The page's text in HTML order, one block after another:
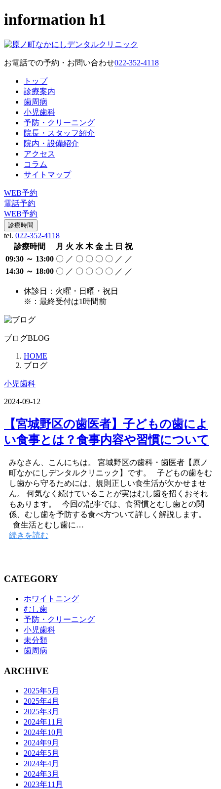
information h1
お電話での予約・お問い合わせ022-352-4118
トップ
診療案内
歯周病
小児歯科
予防・クリーニング
院長・スタッフ紹介
院内・設備紹介
アクセス
コラム
サイトマップ
WEB予約
電話予約
WEB予約
診療時間
tel. 022-352-4118
診療時間
月 火 水 木 金 土 日 祝
09:30 ～ 13:00 〇 ／ 〇 〇 〇 〇 ／ ／
14:30 ～ 18:00 〇 ／ 〇 〇 〇 〇 ／ ／
休診日：火曜・日曜・祝日
※：最終受付は1時間前
ブログBLOG
HOME
ブログ
小児歯科
2024-09-12
【宮城野区の歯医者】子どもの歯によ
い食事とは？食事内容や習慣について
みなさん、こんにちは。 宮城野区の歯科・歯医者【原ノ
町なかにしデンタルクリニック】です。 子どもの歯をむ
し歯から守るためには、規則正しい食生活が欠かせませ
ん。 何気なく続けていることが実はむし歯を招くおそれ
もあります。 今回の記事では、食習慣とむし歯との関
係、むし歯を予防する食べ方ついて詳しく解説します。
食生活とむし歯に…
続きを読む
CATEGORY
ホワイトニング
むし歯
予防・クリーニング
小児歯科
未分類
歯周病
ARCHIVE
2025年5月
2025年4月
2025年3月
2024年11月
2024年10月
2024年9月
2024年5月
2024年4月
2024年3月
2023年11月